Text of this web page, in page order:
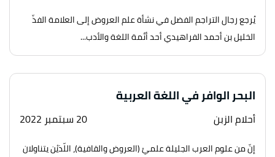
يُرجع رجال التراجم الفضل في نشأة علم العروض إلى العلامة الفذّ
الخليل بن أحمد الفراهيدي أحد أئمة اللغة والأدب...
البحر الوافر في اللغة العربية
أحلام الزبن 20 سبتمبر 2022
إنّ من علوم العرب الجليلة علميْ (العروض والقافية)، اللّذيْن يتناولان